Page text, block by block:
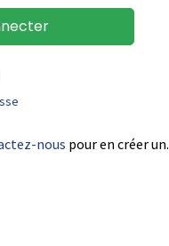
nous pour en créer un.